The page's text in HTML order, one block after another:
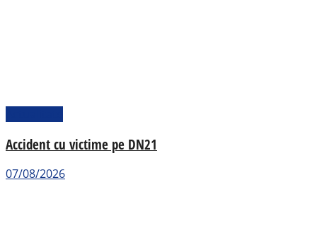
Accident cu victime pe DN21
07/08/2026